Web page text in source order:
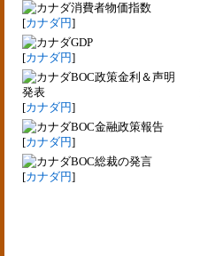
消費者物価指数
[カナダ円]
GDP
[カナダ円]
BOC政策金利＆声明
発表
[カナダ円]
BOC金融政策報告
[カナダ円]
BOC総裁の発言
[カナダ円]